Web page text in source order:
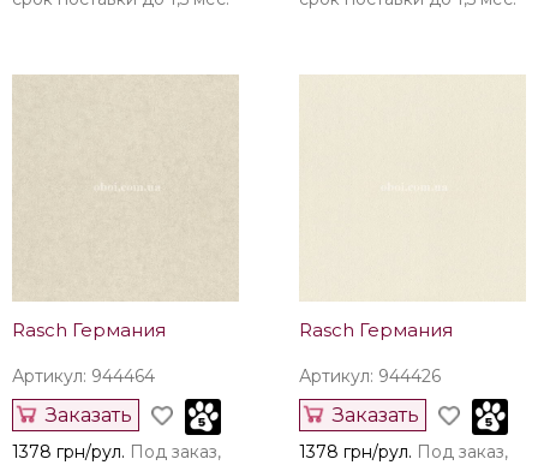
Rasch Германия
Артикул: 944464
Заказать
1378 грн/рул. Под заказ,
Rasch Германия
Артикул: 944426
Заказать
1378 грн/рул. Под заказ,